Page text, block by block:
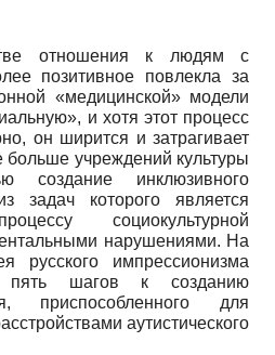
отношения к людям с
позитивное повлекла за
«медицинской» модели
и хотя этот процесс
он ширится и затрагивает
учреждений культуры
создание инклюзивного
задач которого является
социокультурной
нарушениями. На
русского импрессионизма
пять шагов к созданию
приспособленного для
аутистического